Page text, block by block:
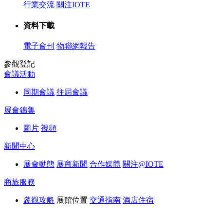
行業交流 關注IOTE
資料下載
電子會刊 物聯網報告
參觀登記
會議活動
同期會議 往屆會議
展會錦集
圖片 視頻
新聞中心
展會動態 展商新聞 合作媒體 關注@IOTE
商旅服務
參觀攻略 展館位置 交通指南 酒店住宿